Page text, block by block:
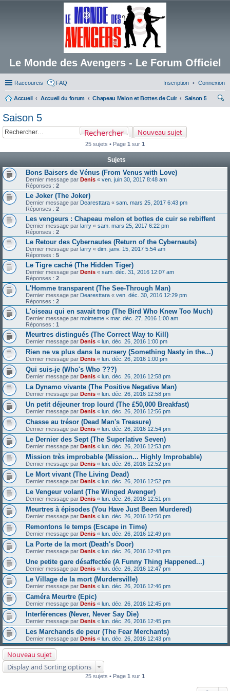
Le Monde des Avengers - Le Forum Officiel
Raccourcis FAQ Connexion
Inscription
Accueil Accueil du forum Chapeau Melon et Bottes de Cuir
Saison 5
Saison 5
Nouveau sujet
Rechercher
25 sujets • Page 1 sur 1
Sujets
Bons Baisers de Vénus (From Venus with Love)
Dernier message par Denis « ven. juin 30, 2017 8:48 am
Réponses : 2
Le Joker (The Joker)
Dernier message par Dearesttara « sam. mars 25, 2017 6:43 pm
Réponses : 2
Les vengeurs : Chapeau melon et bottes de cuir se rebiffent
Dernier message par larry « sam. mars 25, 2017 6:22 pm
Réponses : 2
Le Retour des Cybernautes (Return of the Cybernauts)
Dernier message par larry « dim. janv. 15, 2017 5:54 am
Réponses : 5
Le Tigre caché (The Hidden Tiger)
Dernier message par Denis « sam. déc. 31, 2016 12:07 am
Réponses : 2
L'Homme transparent (The See-Through Man)
Dernier message par Dearesttara « ven. déc. 30, 2016 12:29 pm
Réponses : 2
L'oiseau qui en savait trop (The Bird Who Knew Too Much)
Dernier message par moimeme « mar. déc. 27, 2016 1:00 am
Réponses : 1
Meurtres distingués (The Correct Way to Kill)
Dernier message par Denis « lun. déc. 26, 2016 1:00 pm
Rien ne va plus dans la nursery (Something Nasty in the...)
Dernier message par Denis « lun. déc. 26, 2016 1:00 pm
Qui suis-je (Who's Who ???)
Dernier message par Denis « lun. déc. 26, 2016 12:58 pm
La Dynamo vivante (The Positive Negative Man)
Dernier message par Denis « lun. déc. 26, 2016 12:58 pm
Un petit déjeuner trop lourd (The £50,000 Breakfast)
Dernier message par Denis « lun. déc. 26, 2016 12:56 pm
Chasse au trésor (Dead Man's Treasure)
Dernier message par Denis « lun. déc. 26, 2016 12:54 pm
Le Dernier des Sept (The Superlative Seven)
Dernier message par Denis « lun. déc. 26, 2016 12:53 pm
Mission très improbable (Mission... Highly Improbable)
Dernier message par Denis « lun. déc. 26, 2016 12:52 pm
Le Mort vivant (The Living Dead)
Dernier message par Denis « lun. déc. 26, 2016 12:52 pm
Le Vengeur volant (The Winged Avenger)
Dernier message par Denis « lun. déc. 26, 2016 12:51 pm
Meurtres à épisodes (You Have Just Been Murdered)
Dernier message par Denis « lun. déc. 26, 2016 12:50 pm
Remontons le temps (Escape in Time)
Dernier message par Denis « lun. déc. 26, 2016 12:49 pm
La Porte de la mort (Death's Door)
Dernier message par Denis « lun. déc. 26, 2016 12:48 pm
Une petite gare désaffectée (A Funny Thing Happened...)
Dernier message par Denis « lun. déc. 26, 2016 12:47 pm
Le Village de la mort (Murdersville)
Dernier message par Denis « lun. déc. 26, 2016 12:46 pm
Caméra Meurtre (Epic)
Dernier message par Denis « lun. déc. 26, 2016 12:45 pm
Interférences (Never, Never Say Die)
Dernier message par Denis « lun. déc. 26, 2016 12:45 pm
Les Marchands de peur (The Fear Merchants)
Dernier message par Denis « lun. déc. 26, 2016 12:43 pm
Nouveau sujet
Display and Sorting options
25 sujets • Page 1 sur 1